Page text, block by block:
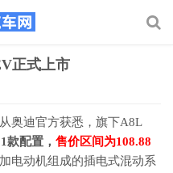
正式上市
奥迪官方获悉，旗下A8L
款配置， 售价区间为108.88
电动机组成的插电式混动系